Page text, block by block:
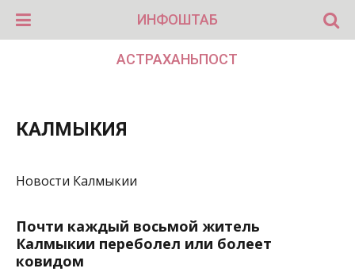
ИНФОШТАБ
АСТРАХАНЬПОСТ
КАЛМЫКИЯ
Новости Калмыкии
Почти каждый восьмой житель
Калмыкии переболел или болеет
ковидом